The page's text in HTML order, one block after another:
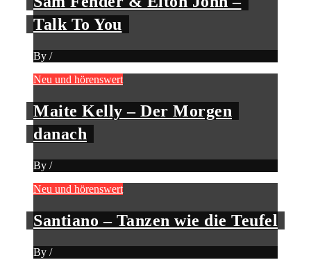
Talk To You
By /
Neu und hörenswert
Maite Kelly – Der Morgen
danach
By /
Neu und hörenswert
Santiano – Tanzen wie die Teufel
By /